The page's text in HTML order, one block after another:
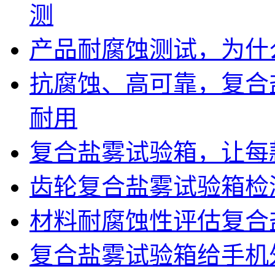
测
产品耐腐蚀测试，为
抗腐蚀、高可靠，复
耐用
复合盐雾试验箱，让
齿轮复合盐雾试验箱
材料耐腐蚀性评估复
复合盐雾试验箱给手